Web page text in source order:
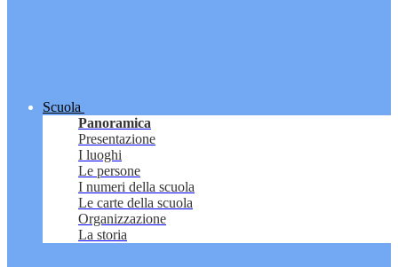
Scuola
Panoramica
Presentazione
I luoghi
Le persone
I numeri della scuola
Le carte della scuola
Organizzazione
La storia